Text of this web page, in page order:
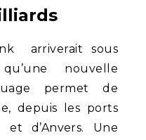
arriverait sous
nouvelle
permet de
depuis les ports
d’Anvers. Une